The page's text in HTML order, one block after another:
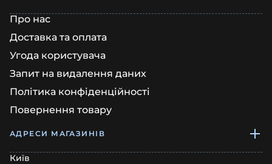
Про нас
Доставка та оплата
Угода користувача
Запит на видалення даних
Політика конфіденційності
Повернення товару
АДРЕСИ МАГАЗИНІВ
Київ